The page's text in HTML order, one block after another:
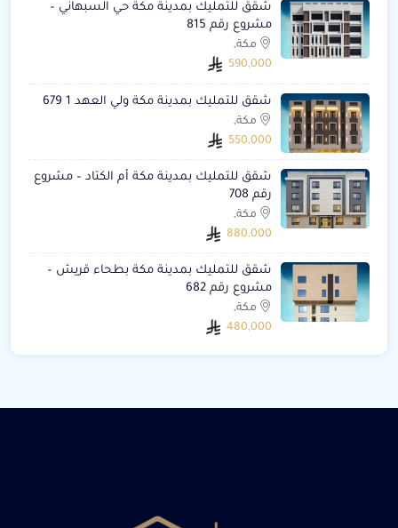
شقق للتمليك بمدينة مكة حي السبهاني –
مشروع رقم 815
مكة,
590,000
شقق للتمليك بمدينة مكة ولي العهد 1 679
مكة,
550,000
شقق للتمليك بمدينة مكة أم الكتاد – مشروع
رقم 708
مكة,
880,000
شقق للتمليك بمدينة مكة بطحاء قريش –
مشروع رقم 682
مكة,
480,000